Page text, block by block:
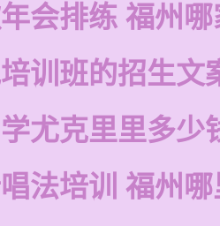
会排练 福州
训班的招生文
尤克里里多少
法培训 福州